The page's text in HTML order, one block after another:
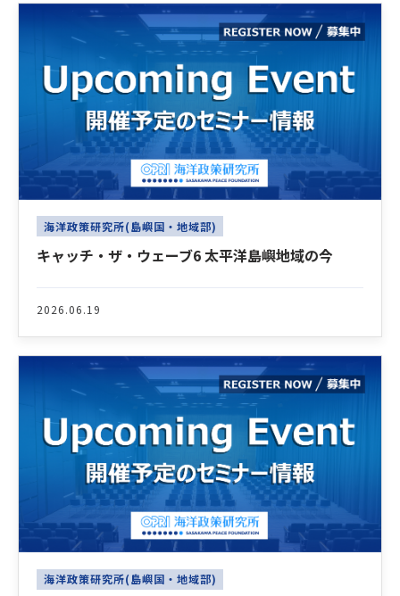
海洋政策研究所(島嶼国・地域部)
キャッチ・ザ・ウェーブ6 太平洋島嶼地域の今
2026.06.19
海洋政策研究所(島嶼国・地域部)